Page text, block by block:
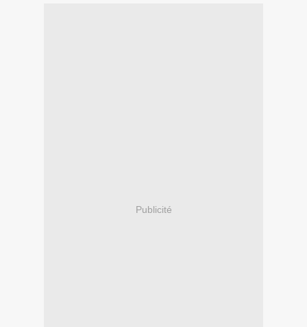
Publicité